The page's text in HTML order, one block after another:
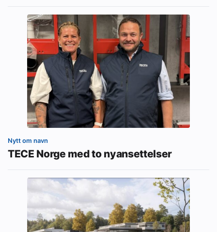
Nytt om navn
TECE Norge med to nyansettelser